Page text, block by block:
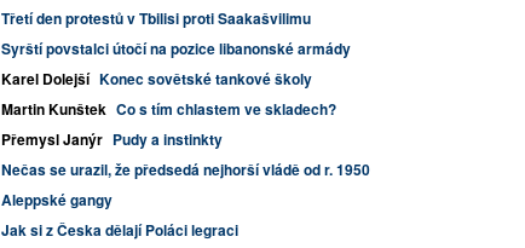
Třetí den protestů v Tbilisi proti Saakašvilimu
Syrští povstalci útočí na pozice libanonské armády
Karel Dolejší Konec sovětské tankové školy
Martin Kunštek Co s tím chlastem ve skladech?
Přemysl Janýr Pudy a instinkty
Nečas se urazil, že předsedá nejhorší vládě od r. 1950
Aleppské gangy
Jak si z Česka dělají Poláci legraci